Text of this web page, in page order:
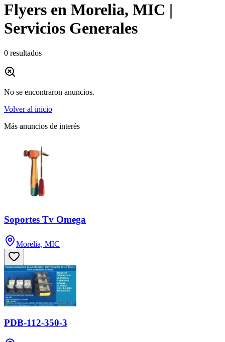
Flyers en Morelia, MIC |
Servicios Generales
0 resultados
No se encontraron anuncios.
Volver al inicio
Más anuncios de interés
Soportes Tv Omega
Morelia, MIC
PDB-112-350-3